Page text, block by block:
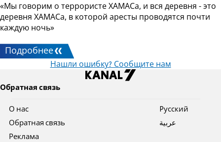
«Мы говорим о террористе ХАМАСа, и вся деревня - это
деревня ХАМАСа, в которой аресты проводятся почти
каждую ночь»
Подробнее
Нашли ошибку? Сообщите нам
Обратная связь
О нас
Обратная связь
Реклама
Pусский
عربية